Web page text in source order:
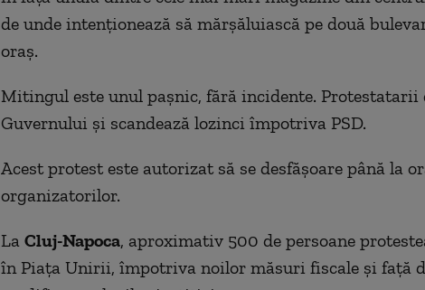
de unde intenționează să mărșăluiască pe două
oraș.
Mitingul este unul pașnic, fără incidente. Protestatarii
Guvernului și scandează lozinci împotriva PSD.
Acest protest este autorizat să se desfășoare până la
organizatorilor.
La Cluj-Napoca, aproximativ 500 de persoane
în Piața Unirii, împotriva noilor măsuri fiscale și față